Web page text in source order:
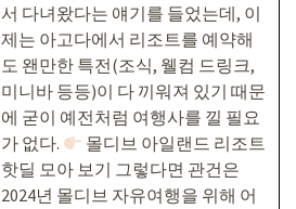
서 다녀왔다는 얘기를 들었는데, 이
제는 아고다에서 리조트를 예약해
도 왠만한 특전(조식, 웰컴 드링크,
미니바 등등)이 다 끼워져 있기 때문
에 굳이 예전처럼 여행사를 낄 필요
가 없다.
몰디브 아일랜드 리조트
핫딜 모아 보기 그렇다면 관건은
2024년 몰디브 자유여행을 위해 어